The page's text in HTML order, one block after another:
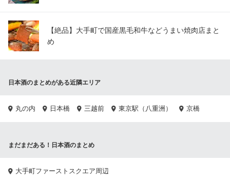
【絶品】大手町で国産黒毛和牛などうまい焼肉店まと
め
日本酒のまとめがある近隣エリア
丸の内 日本橋 三越前 東京駅（八重洲） 京橋
まだまだある！日本酒のまとめ
大手町ファーストスクエア周辺